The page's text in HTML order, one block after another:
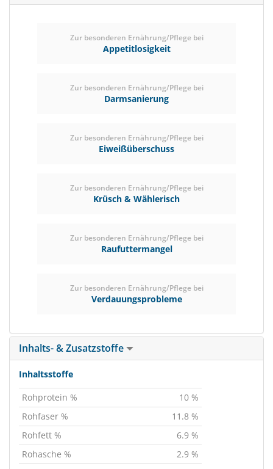
Zur besonderen Ernährung/Pflege bei
Appetitlosigkeit
Zur besonderen Ernährung/Pflege bei
Darmsanierung
Zur besonderen Ernährung/Pflege bei
Eiweißüberschuss
Zur besonderen Ernährung/Pflege bei
Krüsch & Wählerisch
Zur besonderen Ernährung/Pflege bei
Raufuttermangel
Zur besonderen Ernährung/Pflege bei
Verdauungsprobleme
Inhalts- & Zusatzstoffe
Inhaltsstoffe
Rohprotein %
10 %
Rohfaser %
11.8 %
Rohfett %
6.9 %
Rohasche %
2.9 %